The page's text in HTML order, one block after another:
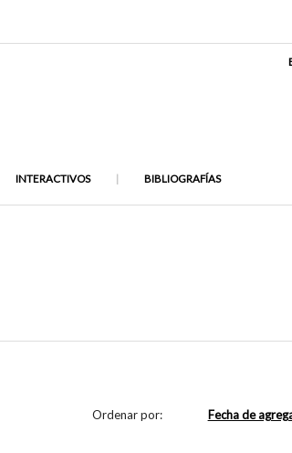
INTERACTIVOS BIBLIOGRAFÍAS
Ordenar por: Fecha de